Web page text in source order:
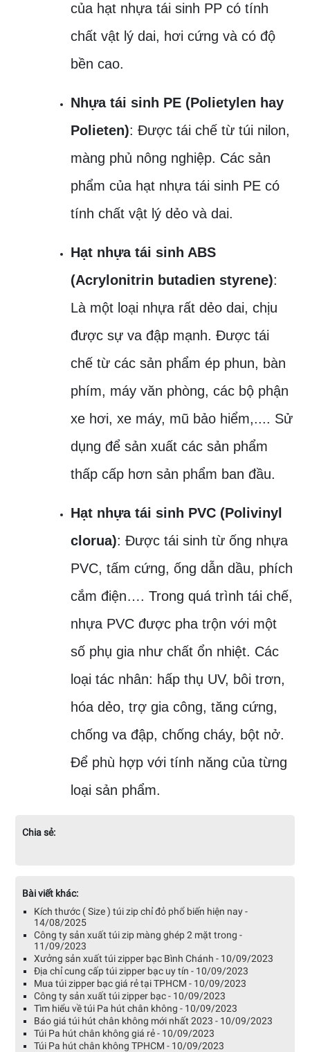
của hạt nhựa tái sinh PP có tính
chất vật lý dai, hơi cứng và có độ
bền cao.
Nhựa tái sinh PE (Polietylen hay
Polieten): Được tái chế từ túi nilon,
màng phủ nông nghiệp. Các sản
phẩm của hạt nhựa tái sinh PE có
tính chất vật lý dẻo và dai.
Hạt nhựa tái sinh ABS
(Acrylonitrin butadien styrene):
Là một loại nhựa rất dẻo dai, chịu
được sự va đập mạnh. Được tái
chế từ các sản phẩm ép phun, bàn
phím, máy văn phòng, các bộ phận
xe hơi, xe máy, mũ bảo hiểm,.... Sử
dụng để sản xuất các sản phẩm
thấp cấp hơn sản phẩm ban đầu.
Hạt nhựa tái sinh PVC (Polivinyl
clorua): Được tái sinh từ ống nhựa
PVC, tấm cứng, ống dẫn dầu, phích
cắm điện…. Trong quá trình tái chế,
nhựa PVC được pha trộn với một
số phụ gia như chất ổn nhiệt. Các
loại tác nhân: hấp thụ UV, bôi trơn,
hóa dẻo, trợ gia công, tăng cứng,
chống va đập, chống cháy, bột nở.
Để phù hợp với tính năng của từng
loại sản phẩm.
Chia sẻ:
Bài viết khác:
Kích thước ( Size ) túi zip chỉ đỏ phổ biến hiện nay -
14/08/2025
Công ty sản xuất túi zip màng ghép 2 mặt trong -
11/09/2023
Xưởng sản xuất túi zipper bạc Bình Chánh - 10/09/2023
Địa chỉ cung cấp túi zipper bạc uy tín - 10/09/2023
Mua túi zipper bạc giá rẻ tại TPHCM - 10/09/2023
Công ty sản xuất túi zipper bạc - 10/09/2023
Tìm hiểu về túi Pa hút chân không - 10/09/2023
Báo giá túi hút chân không mới nhất 2023 - 10/09/2023
Túi Pa hút chân không giá rẻ - 10/09/2023
Túi Pa hút chân không TPHCM - 10/09/2023